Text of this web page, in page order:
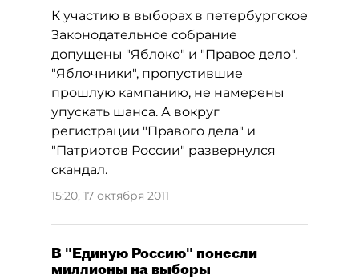
К участию в выборах в петербургское
Законодательное собрание
допущены "Яблоко" и "Правое дело".
"Яблочники", пропустившие
прошлую кампанию, не намерены
упускать шанса. А вокруг
регистрации "Правого дела" и
"Патриотов России" развернулся
скандал.
15:20, 17 октября 2011
В "Единую Россию" понесли
миллионы на выборы